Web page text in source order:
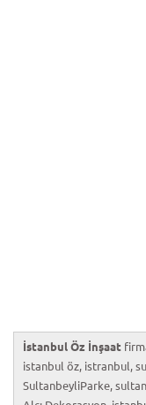
İstanbul Öz İnşaat
istanbul öz, istranbul,
SultanbeyliParke,